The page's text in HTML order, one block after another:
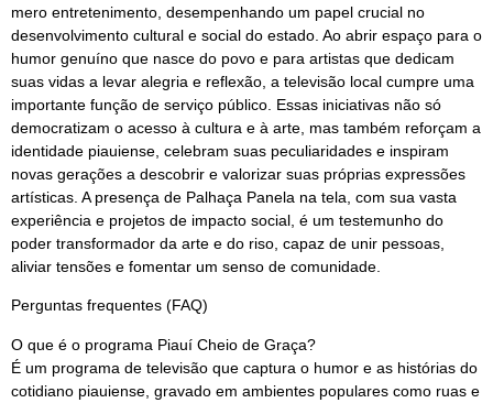
mero entretenimento, desempenhando um papel crucial no
desenvolvimento cultural e social do estado. Ao abrir espaço para o
humor genuíno que nasce do povo e para artistas que dedicam
suas vidas a levar alegria e reflexão, a televisão local cumpre uma
importante função de serviço público. Essas iniciativas não só
democratizam o acesso à cultura e à arte, mas também reforçam a
identidade piauiense, celebram suas peculiaridades e inspiram
novas gerações a descobrir e valorizar suas próprias expressões
artísticas. A presença de Palhaça Panela na tela, com sua vasta
experiência e projetos de impacto social, é um testemunho do
poder transformador da arte e do riso, capaz de unir pessoas,
aliviar tensões e fomentar um senso de comunidade.
Perguntas frequentes (FAQ)
O que é o programa Piauí Cheio de Graça?
É um programa de televisão que captura o humor e as histórias do
cotidiano piauiense, gravado em ambientes populares como ruas e